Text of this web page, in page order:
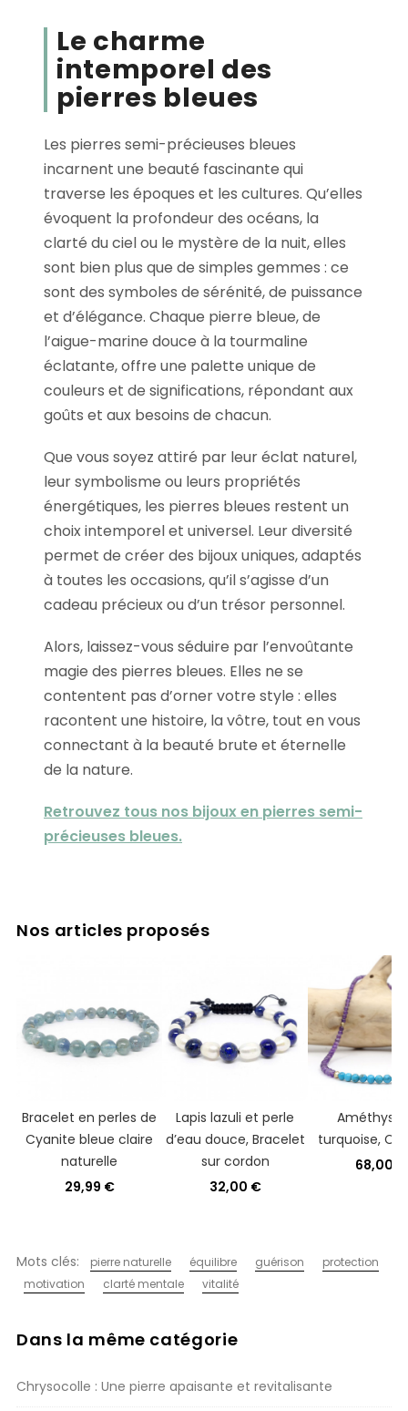
Le charme
intemporel des
pierres bleues
Les pierres semi-précieuses bleues
incarnent une beauté fascinante qui
traverse les époques et les cultures. Qu’elles
évoquent la profondeur des océans, la
clarté du ciel ou le mystère de la nuit, elles
sont bien plus que de simples gemmes : ce
sont des symboles de sérénité, de puissance
et d’élégance. Chaque pierre bleue, de
l’aigue-marine douce à la tourmaline
éclatante, offre une palette unique de
couleurs et de significations, répondant aux
goûts et aux besoins de chacun.
Que vous soyez attiré par leur éclat naturel,
leur symbolisme ou leurs propriétés
énergétiques, les pierres bleues restent un
choix intemporel et universel. Leur diversité
permet de créer des bijoux uniques, adaptés
à toutes les occasions, qu’il s’agisse d’un
cadeau précieux ou d’un trésor personnel.
Alors, laissez-vous séduire par l’envoûtante
magie des pierres bleues. Elles ne se
contentent pas d’orner votre style : elles
racontent une histoire, la vôtre, tout en vous
connectant à la beauté brute et éternelle
de la nature.
Retrouvez tous nos bijoux en pierres semi-
précieuses bleues.
Nos articles proposés
Bracelet en perles de
Cyanite bleue claire
naturelle
29,99 €
Lapis lazuli et perle
d’eau douce, Bracelet
sur cordon
32,00 €
turquoise,
68,00 €
Mots clés: pierre naturelle équilibre guérison
protection
motivation
clarté mentale vitalité
Dans la même catégorie
Chrysocolle : Une pierre apaisante et revitalisante